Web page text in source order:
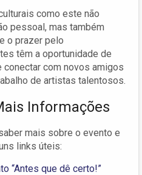
como este não
pessoal, mas também
o prazer pelo
têm a oportunidade de
conectar com novos amigos
de artistas talentosos.
Informações
mais sobre o evento e
links úteis:
“Antes que dê certo!”